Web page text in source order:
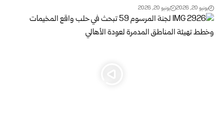
يونيو 20, 2026 يونيو 20, 2026